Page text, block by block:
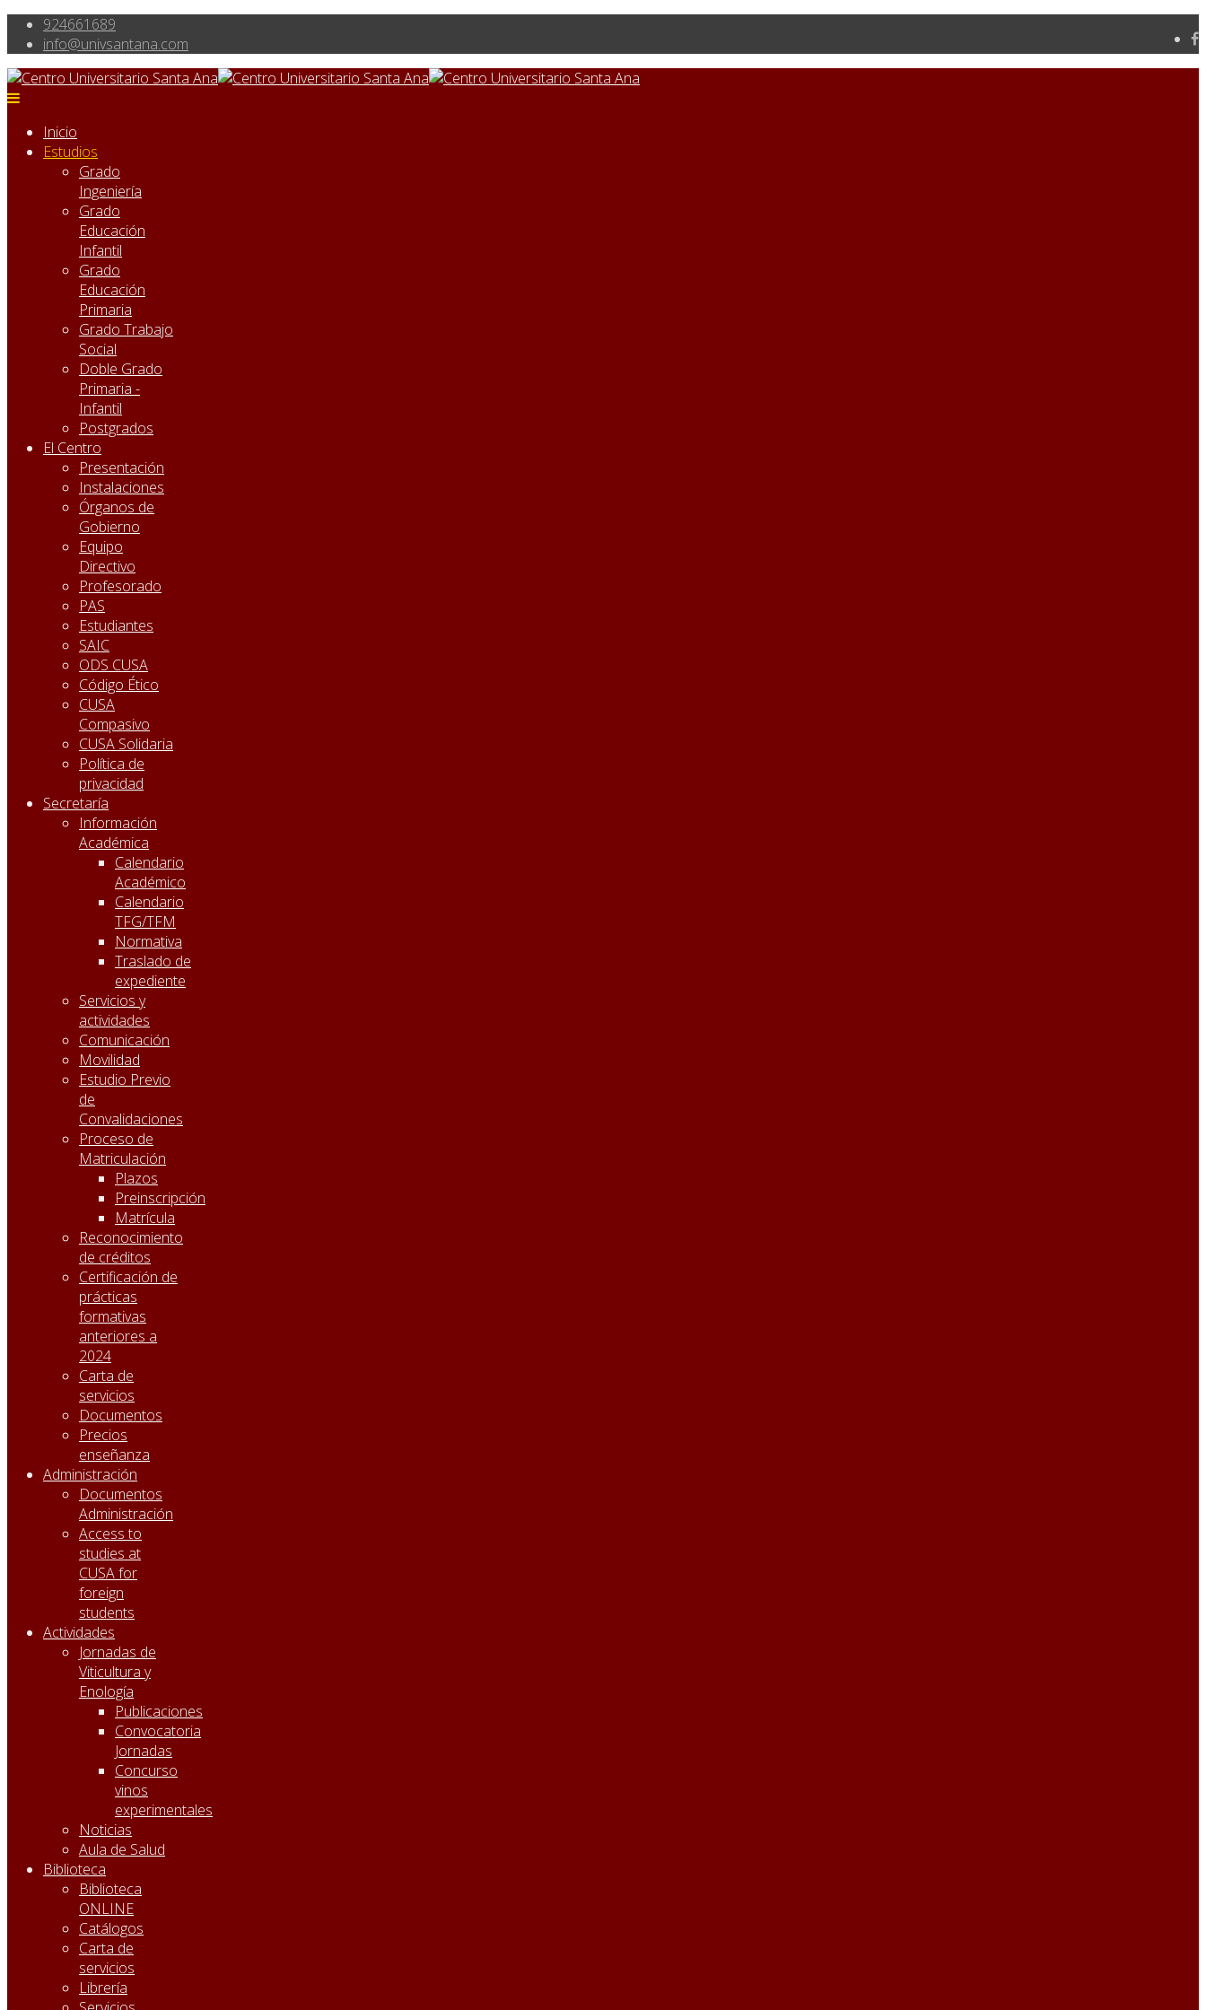
924661689
info@univsantana.com
Inicio
Estudios
Grado
Ingeniería
Grado
Educación
Infantil
Grado
Educación
Primaria
Grado Trabajo
Social
Doble Grado
Primaria -
Infantil
Postgrados
El Centro
Presentación
Instalaciones
Órganos de
Gobierno
Equipo
Directivo
Profesorado
PAS
Estudiantes
SAIC
ODS CUSA
Código Ético
CUSA
Compasivo
CUSA Solidaria
Política de
privacidad
Secretaría
Información
Académica
Calendario
Académico
Calendario
TFG/TFM
Normativa
Traslado de
expediente
Servicios y
actividades
Comunicación
Movilidad
Estudio Previo
de
Convalidaciones
Proceso de
Matriculación
Plazos
Preinscripción
Matrícula
Reconocimiento
de créditos
Certificación de
prácticas
formativas
anteriores a
2024
Carta de
servicios
Documentos
Precios
enseñanza
Administración
Documentos
Administración
Access to
studies at
CUSA for
foreign
students
Actividades
Jornadas de
Viticultura y
Enología
Publicaciones
Convocatoria
Jornadas
Concurso
vinos
experimentales
Noticias
Aula de Salud
Biblioteca
Biblioteca
ONLINE
Catálogos
Carta de
servicios
Librería